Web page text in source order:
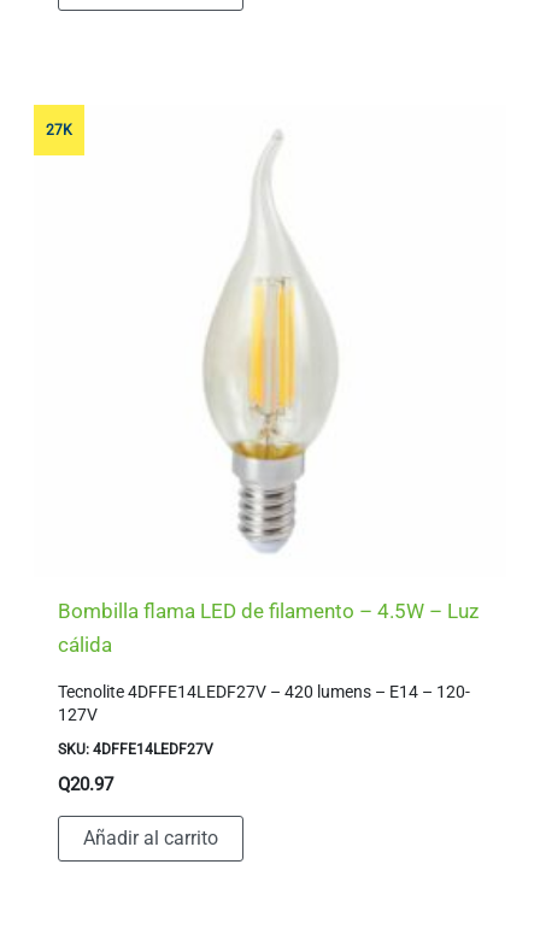
27K
Bombilla flama LED de filamento – 4.5W – Luz
cálida
Tecnolite 4DFFE14LEDF27V – 420 lumens – E14 – 120-
127V
SKU: 4DFFE14LEDF27V
Q20.97
Añadir al carrito